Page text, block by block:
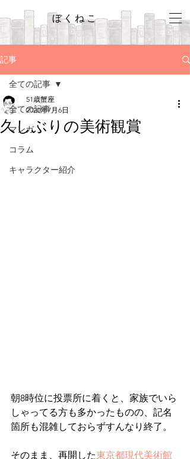
ぼくねこ
記事
全ての記事
マンガ
コラム
キャラクター紹介
全ての記事
久しぶりの美術観賞
51歳蟹座
2020年7月6日
朝8時位に投票所に着くと、家族でいら
しゃってる方も多かったものの、記名
箇所も混雑しておらずすんなり終了。
そのまま、再開した東京都現代美術館